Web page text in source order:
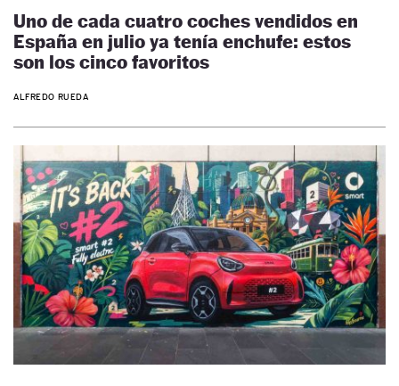
Uno de cada cuatro coches vendidos en
España en julio ya tenía enchufe: estos
son los cinco favoritos
ALFREDO RUEDA